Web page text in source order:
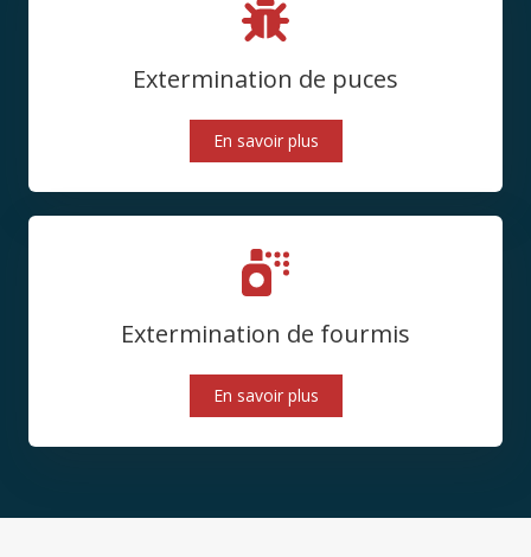
Extermination de puces
En savoir plus
Extermination de fourmis
En savoir plus